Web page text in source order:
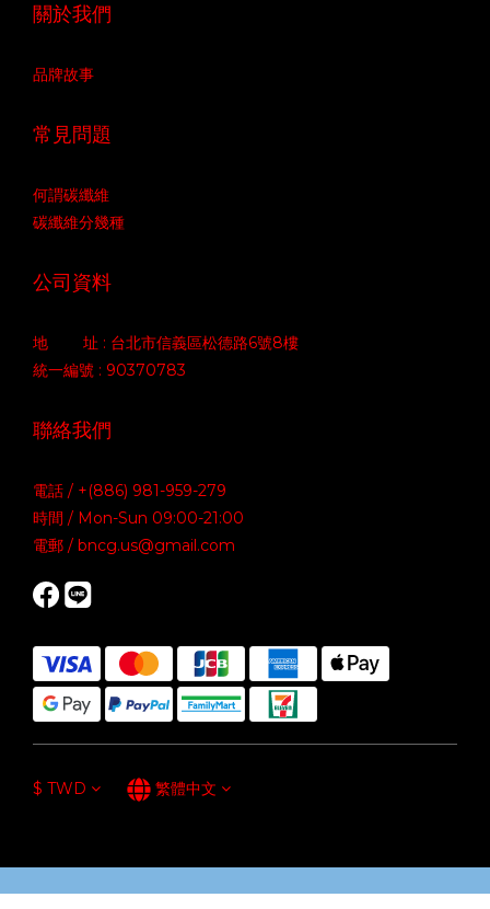
關於我們
品牌故事
常見問題
何謂碳纖維
碳纖維分幾種
公司資料
地 址 : 台北市信義區松德路6號8樓
統一編號 : 90370783
聯絡我們
電話 / +(886) 981-959-279
時間 / Mon-Sun 09:00-21:00
電郵 / bncg.us@gmail.com
$ TWD 繁體中文